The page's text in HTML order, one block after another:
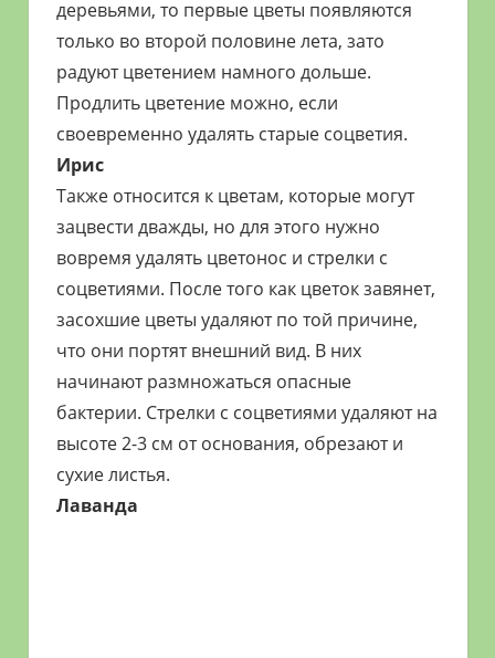
деревьями, то первые цветы появляются
только во второй половине лета, зато
радуют цветением намного дольше.
Продлить цветение можно, если
своевременно удалять старые соцветия.
Ирис
Также относится к цветам, которые могут
зацвести дважды, но для этого нужно
вовремя удалять цветонос и стрелки с
соцветиями. После того как цветок завянет,
засохшие цветы удаляют по той причине,
что они портят внешний вид. В них
начинают размножаться опасные
бактерии. Стрелки с соцветиями удаляют на
высоте 2-3 см от основания, обрезают и
сухие листья.
Лаванда